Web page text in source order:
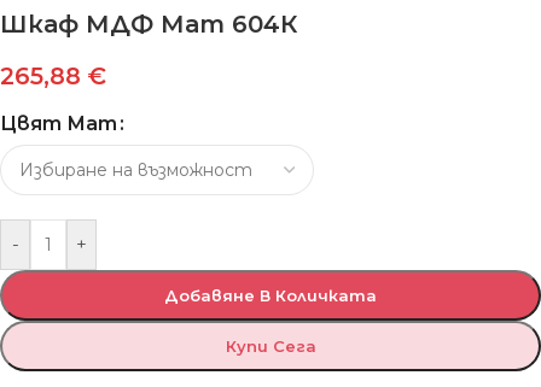
Шкаф МДФ Мат 604К
265,88 €
Цвят Мат
- +
Добавяне В Количката
Купи Сега